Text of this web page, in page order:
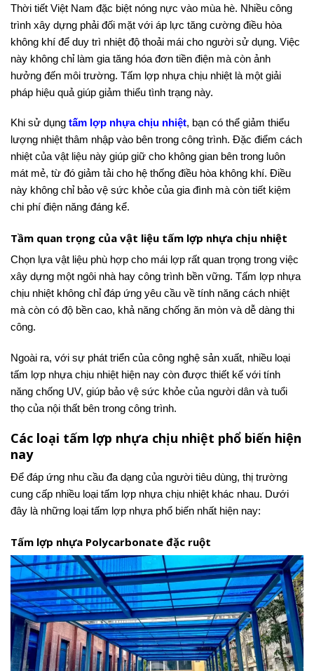
Thời tiết Việt Nam đặc biệt nóng nực vào mùa hè. Nhiều công
trình xây dựng phải đối mặt với áp lực tăng cường điều hòa
không khí để duy trì nhiệt độ thoải mái cho người sử dụng. Việc
này không chỉ làm gia tăng hóa đơn tiền điện mà còn ảnh
hưởng đến môi trường. Tấm lợp nhựa chịu nhiệt là một giải
pháp hiệu quả giúp giảm thiểu tình trạng này.
Khi sử dụng tấm lợp nhựa chịu nhiệt, bạn có thể giảm thiểu
lượng nhiệt thâm nhập vào bên trong công trình. Đặc điểm cách
nhiệt của vật liệu này giúp giữ cho không gian bên trong luôn
mát mẻ, từ đó giảm tải cho hệ thống điều hòa không khí. Điều
này không chỉ bảo vệ sức khỏe của gia đình mà còn tiết kiệm
chi phí điện năng đáng kể.
Tầm quan trọng của vật liệu tấm lợp nhựa chịu nhiệt
Chọn lựa vật liệu phù hợp cho mái lợp rất quan trọng trong việc
xây dựng một ngôi nhà hay công trình bền vững. Tấm lợp nhựa
chịu nhiệt không chỉ đáp ứng yêu cầu về tính năng cách nhiệt
mà còn có độ bền cao, khả năng chống ăn mòn và dễ dàng thi
công.
Ngoài ra, với sự phát triển của công nghệ sản xuất, nhiều loại
tấm lợp nhựa chịu nhiệt hiện nay còn được thiết kế với tính
năng chống UV, giúp bảo vệ sức khỏe của người dân và tuổi
thọ của nội thất bên trong công trình.
Các loại tấm lợp nhựa chịu nhiệt phổ biến hiện
nay
Để đáp ứng nhu cầu đa dạng của người tiêu dùng, thị trường
cung cấp nhiều loại tấm lợp nhựa chịu nhiệt khác nhau. Dưới
đây là những loại tấm lợp nhựa phổ biến nhất hiện nay:
Tấm lợp nhựa Polycarbonate đặc ruột